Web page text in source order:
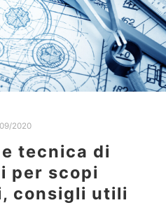
2020
tecnica di
per scopi
consigli utili